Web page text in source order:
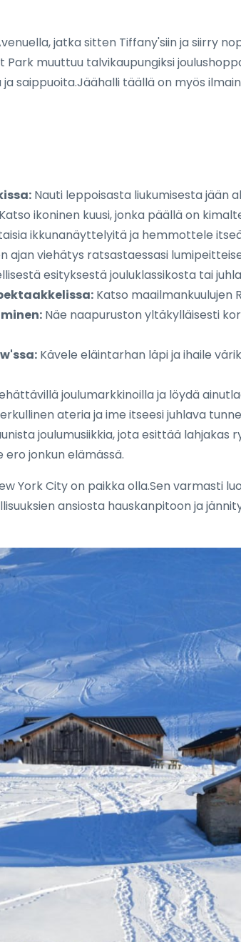
jatka sitten Tiffany'siin ja siirry
muuttuu talvikaupungiksi
saippuoita.Jäähalli täällä on myös
Nauti leppoisasta liukumisesta jään
Katso ikoninen kuusi, jonka päällä on
ikkunanäyttelyitä ja hemmottele
ajan viehätys ratsastaessasi
esityksestä jouluklassikosta tai
Katso maailmankuulujen
Näe naapuruston yltäkylläisesti
Kävele eläintarhan läpi ja ihaile
joulumarkkinoilla ja löydä
ateria ja ime itseesi juhlava
joulumusiikkia, jota esittää lahjakas
jonkun elämässä.
York City on paikka olla.Sen varmasti
ansiosta hauskanpitoon ja